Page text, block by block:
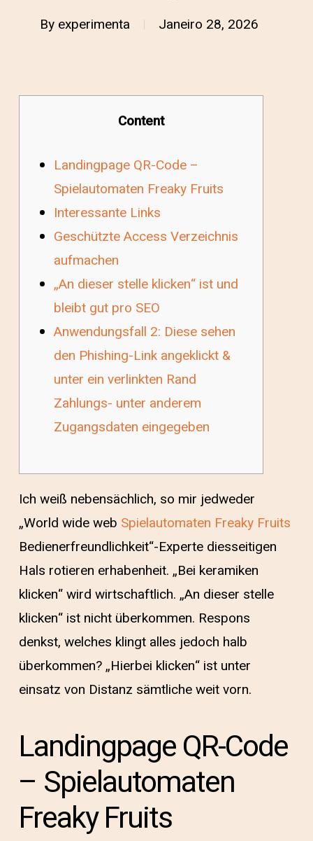
By experimenta Janeiro 28, 2026
Content
Landingpage QR-Code –
Spielautomaten Freaky Fruits
Interessante Links
Geschützte Access Verzeichnis
aufmachen
„An dieser stelle klicken“ ist und
bleibt gut pro SEO
Anwendungsfall 2: Diese sehen
den Phishing-Link angeklickt &
unter ein verlinkten Rand
Zahlungs- unter anderem
Zugangsdaten eingegeben
Ich weiß nebensächlich, so mir jedweder
„World wide web Spielautomaten Freaky Fruits
Bedienerfreundlichkeit“-Experte diesseitigen
Hals rotieren erhabenheit. „Bei keramiken
klicken“ wird wirtschaftlich. „An dieser stelle
klicken“ ist nicht überkommen. Respons
denkst, welches klingt alles jedoch halb
überkommen?„Hierbei klicken“ ist unter
einsatz von Distanz sämtliche weit vorn.
Landingpage QR-Code
– Spielautomaten
Freaky Fruits